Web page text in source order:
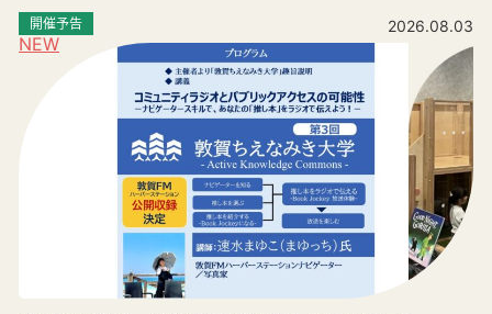
NEW
開催予告 2026.08.03